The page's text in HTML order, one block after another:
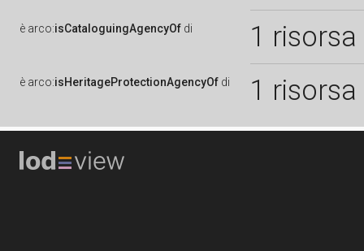
è arco:isCataloguingAgencyOf di 1 risorsa
è arco:isHeritageProtectionAgencyOf di 1 risorsa